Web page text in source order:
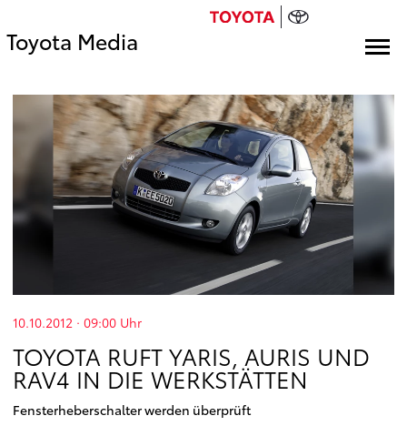
Toyota Media
10.10.2012 · 09:00 Uhr
TOYOTA RUFT YARIS, AURIS UND
RAV4 IN DIE WERKSTÄTTEN
Fensterheberschalter werden überprüft